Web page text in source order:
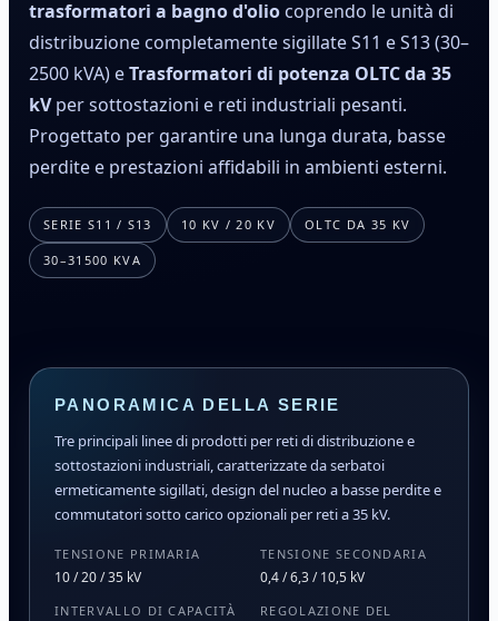
trasformatori a bagno d'olio coprendo le unità di
distribuzione completamente sigillate S11 e S13 (30–
2500 kVA) eTrasformatori di potenza OLTC da 35
kVper sottostazioni e reti industriali pesanti.
Progettato per garantire una lunga durata, basse
perdite e prestazioni affidabili in ambienti esterni.
SERIE S11 / S13 10 KV / 20 KV OLTC DA 35 KV
30–31500 KVA
PANORAMICA DELLA SERIE
Tre principali linee di prodotti per reti di distribuzione e
sottostazioni industriali, caratterizzate da serbatoi
ermeticamente sigillati, design del nucleo a basse perdite e
commutatori sotto carico opzionali per reti a 35 kV.
TENSIONE PRIMARIA
10 / 20 / 35 kV
TENSIONE SECONDARIA
0,4 / 6,3 / 10,5 kV
INTERVALLO DI CAPACITÀ
REGOLAZIONE DEL